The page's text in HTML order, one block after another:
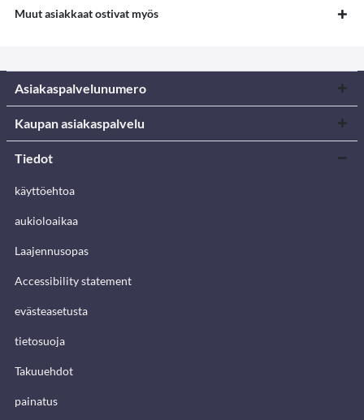
Muut asiakkaat ostivat myös
Asiakaspalvelunumero
Kaupan asiakaspalvelu
Tiedot
käyttöehtoa
aukioloaikaa
Laajennusopas
Accessibility statement
evästeasetusta
tietosuoja
Takuuehdot
painatus